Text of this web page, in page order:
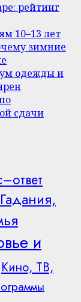
рейтинг
10–13 лет
зимние
одежды и
сдачи
и
Кино, ТВ,